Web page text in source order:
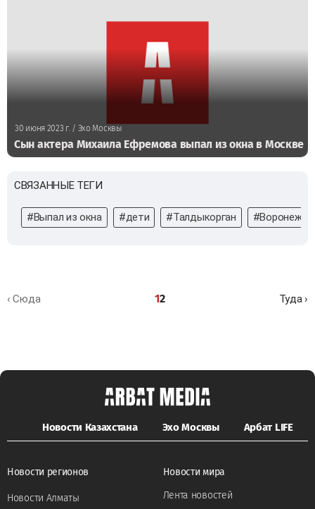
30 июня 2023 г./ Эхо Москвы
Сын актера Михаила Ефремова выпал из окна в Москве
СВЯЗАННЫЕ ТЕГИ
#Выпал из окна #дети #Талдыкорган #Воронеж
‹ Сюда 12 Туда ›
Новости Казахстана Эхо Москвы Арбат LIFE
Новости регионов
Новости Алматы
Новости мира
Лента новостей